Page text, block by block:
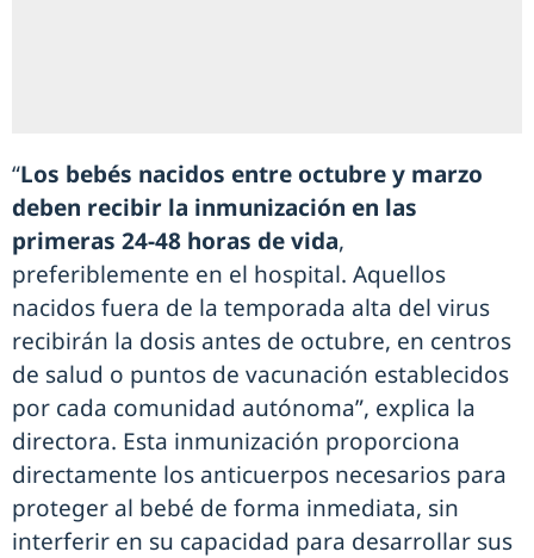
“Los bebés nacidos entre octubre y marzo
deben recibir la inmunización en las
primeras 24-48 horas de vida,
preferiblemente en el hospital. Aquellos
nacidos fuera de la temporada alta del virus
recibirán la dosis antes de octubre, en centros
de salud o puntos de vacunación establecidos
por cada comunidad autónoma”, explica la
directora. Esta inmunización proporciona
directamente los anticuerpos necesarios para
proteger al bebé de forma inmediata, sin
interferir en su capacidad para desarrollar sus